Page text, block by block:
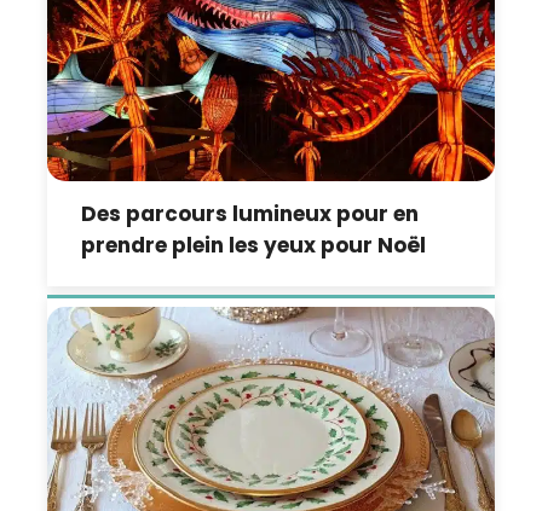
Des parcours lumineux pour en
prendre plein les yeux pour Noël